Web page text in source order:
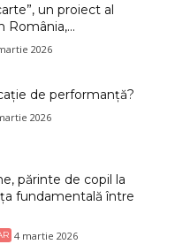
un proiect al
România,...
2026
de performanță?
2026
părinte de copil la
fundamentală între
4 martie 2026